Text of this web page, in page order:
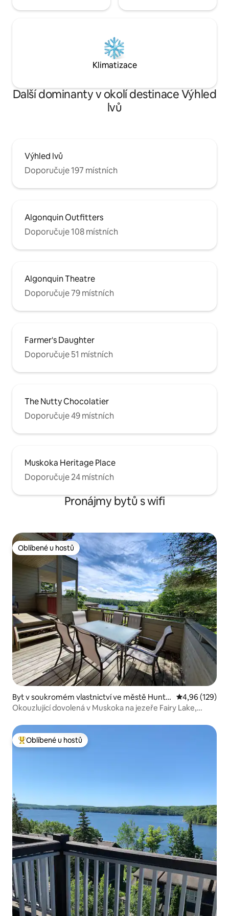
Klimatizace
Další dominanty v okolí destinace Výhled
lvů
Výhled lvů
Doporučuje 197 místních
Algonquin Outfitters
Doporučuje 108 místních
Algonquin Theatre
Doporučuje 79 místních
Farmer's Daughter
Doporučuje 51 místních
The Nutty Chocolatier
Doporučuje 49 místních
Muskoka Heritage Place
Doporučuje 24 místních
Pronájmy bytů s wifi
Oblíbené u hostů
Oblíbené u hostů
Byt v soukromém vlastnictví ve městě Hunts
ville
Průměrné
4,96 (129)
Okouzlující dovolená v Muskoka na jezeře Fairy Lake,
Nejlepší v kategorii Oblíbené u hostů
Oblíbené u hostů